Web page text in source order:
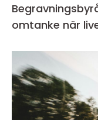
Begravningsbyrå mölndal
omtanke när